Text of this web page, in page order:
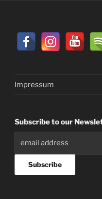
Impressum
Subscribe to our